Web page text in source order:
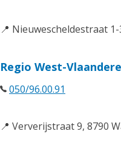
📍 Nieuwescheldestraat
Regio West-
050/96.00.91
📍 Ververijstraat 9, 8790